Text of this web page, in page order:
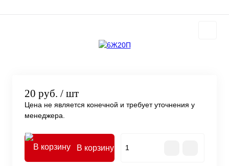
20 руб. / шт
Цена не является конечной и требует уточнения у
менеджера.
В корзину